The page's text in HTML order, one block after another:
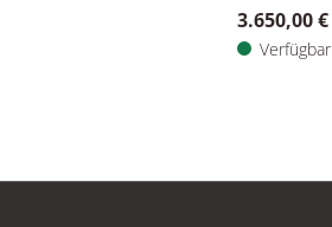
3.650,00 €
Verfügbar